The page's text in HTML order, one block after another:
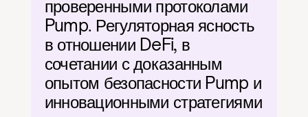
проверенными протоколами
Pump. Регуляторная ясность
в отношении DeFi, в
сочетании с доказанным
опытом безопасности Pump и
инновационными стратегиями